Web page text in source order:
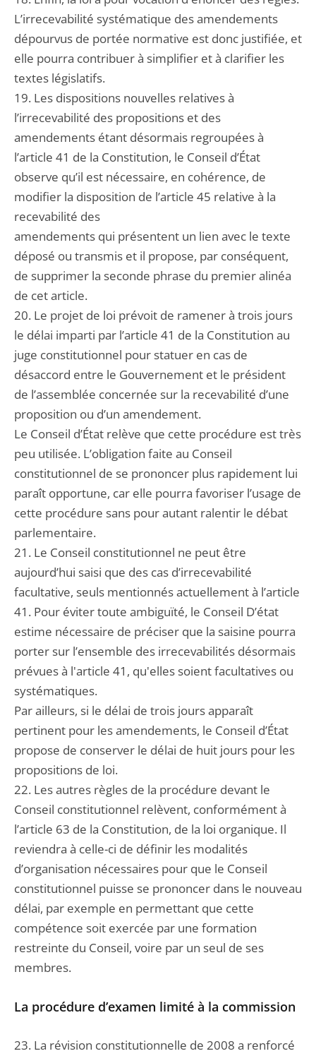
L’irrecevabilité systématique des amendements
dépourvus de portée normative est donc justifiée, et
elle pourra contribuer à simplifier et à clarifier les
textes législatifs.
19. Les dispositions nouvelles relatives à
l’irrecevabilité des propositions et des
amendements étant désormais regroupées à
l’article 41 de la Constitution, le Conseil d’État
observe qu’il est nécessaire, en cohérence, de
modifier la disposition de l’article 45 relative à la
recevabilité des
amendements qui présentent un lien avec le texte
déposé ou transmis et il propose, par conséquent,
de supprimer la seconde phrase du premier alinéa
de cet article.
20. Le projet de loi prévoit de ramener à trois jours
le délai imparti par l’article 41 de la Constitution au
juge constitutionnel pour statuer en cas de
désaccord entre le Gouvernement et le président
de l’assemblée concernée sur la recevabilité d’une
proposition ou d’un amendement.
Le Conseil d’État relève que cette procédure est très
peu utilisée. L’obligation faite au Conseil
constitutionnel de se prononcer plus rapidement lui
paraît opportune, car elle pourra favoriser l’usage de
cette procédure sans pour autant ralentir le débat
parlementaire.
21. Le Conseil constitutionnel ne peut être
aujourd’hui saisi que des cas d’irrecevabilité
facultative, seuls mentionnés actuellement à l’article
41. Pour éviter toute ambiguïté, le Conseil D’état
estime nécessaire de préciser que la saisine pourra
porter sur l’ensemble des irrecevabilités désormais
prévues à l'article 41, qu'elles soient facultatives ou
systématiques.
Par ailleurs, si le délai de trois jours apparaît
pertinent pour les amendements, le Conseil d’État
propose de conserver le délai de huit jours pour les
propositions de loi.
22. Les autres règles de la procédure devant le
Conseil constitutionnel relèvent, conformément à
l’article 63 de la Constitution, de la loi organique. Il
reviendra à celle-ci de définir les modalités
d’organisation nécessaires pour que le Conseil
constitutionnel puisse se prononcer dans le nouveau
délai, par exemple en permettant que cette
compétence soit exercée par une formation
restreinte du Conseil, voire par un seul de ses
membres.
La procédure d’examen limité à la commission
23. La révision constitutionnelle de 2008 a renforcé